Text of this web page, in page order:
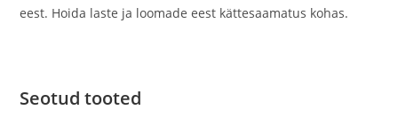
eest. Hoida laste ja loomade eest kättesaamatus kohas.
Seotud tooted